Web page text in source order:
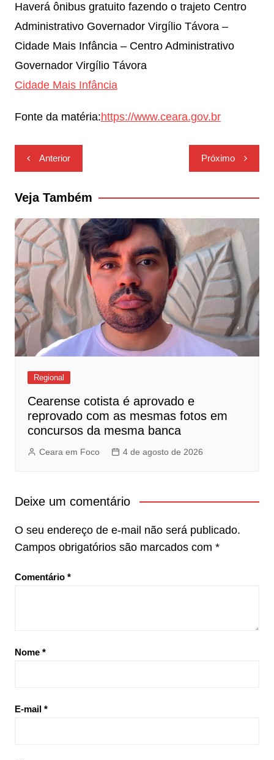
Haverá ônibus gratuito fazendo o trajeto Centro
Administrativo Governador Virgílio Távora –
Cidade Mais Infância – Centro Administrativo
Governador Virgílio Távora
Cidade Mais Infância
Fonte da matéria:https://www.ceara.gov.br
Navegação
de
Post
Anterior Próximo
Veja Também
Regional
Cearense cotista é aprovado e
reprovado com as mesmas fotos em
concursos da mesma banca
Ceara em Foco 4 de agosto de 2026
Deixe um comentário
O seu endereço de e-mail não será publicado.
Campos obrigatórios são marcados com *
Comentário *
Nome *
E-mail *